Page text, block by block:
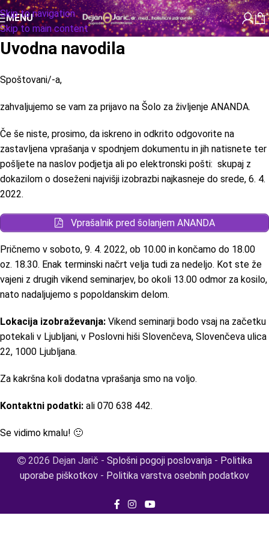
Skip to navigation
Skip to main content
MENU
Uvodna navodila
Spoštovani/-a,
zahvaljujemo se vam za prijavo na Šolo za življenje ANANDA.
Če še niste, prosimo, da iskreno in odkrito odgovorite na
zastavljena vprašanja v spodnjem dokumentu in jih natisnete ter
pošljete na naslov podjetja ali po elektronski pošti: skupaj z
dokazilom o doseženi najvišji izobrazbi najkasneje do srede, 6. 4.
2022.
Vprašalnik pred šolanjem ANANDA
Pričnemo v soboto, 9. 4. 2022, ob 10.00 in končamo do 18.00
oz. 18.30. Enak terminski načrt velja tudi za nedeljo. Kot ste že
vajeni z drugih vikend seminarjev, bo okoli 13.00 odmor za kosilo,
nato nadaljujemo s popoldanskim delom.
Lokacija izobraževanja: Vikend seminarji bodo vsaj na začetku
potekali v Ljubljani, v Poslovni hiši Slovenčeva, Slovenčeva ulica
22, 1000 Ljubljana.
Za kakršna koli dodatna vprašanja smo na voljo.
Kontaktni podatki: ali 070 638 442.
Se vidimo kmalu! 🙂
2026 Dejan Jarič - Splošni pogoji poslovanja- Politika
uporabe piškotkov - Politika varstva osebnih podatkov